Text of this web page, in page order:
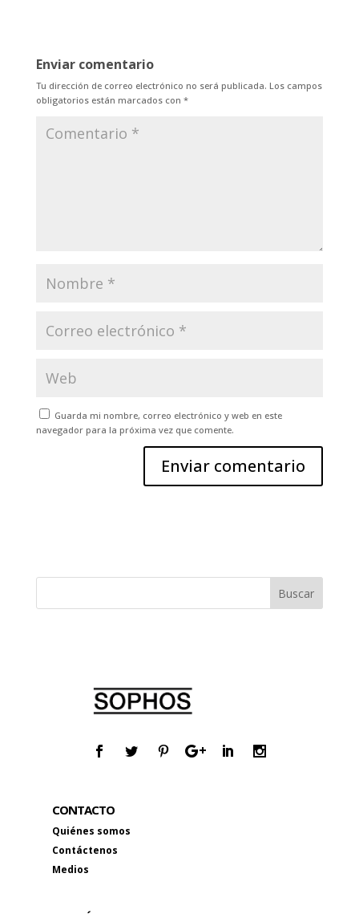
Enviar comentario
Tu dirección de correo electrónico no será publicada. Los campos
obligatorios están marcados con *
Guarda mi nombre, correo electrónico y web en este
navegador para la próxima vez que comente.
CONTACTO
Quiénes somos
Contáctenos
Medios